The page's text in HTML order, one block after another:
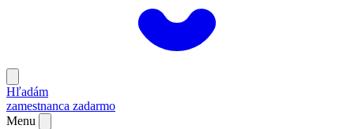
Hľadám
zamestnanca zadarmo
Menu